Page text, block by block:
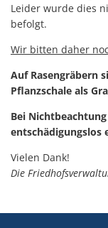
Leider wurde dies
befolgt.
Wir bitten daher
Auf Rasengräbern
Pflanzschale als
Bei
entschädigungslos
Vielen Dank!
Die